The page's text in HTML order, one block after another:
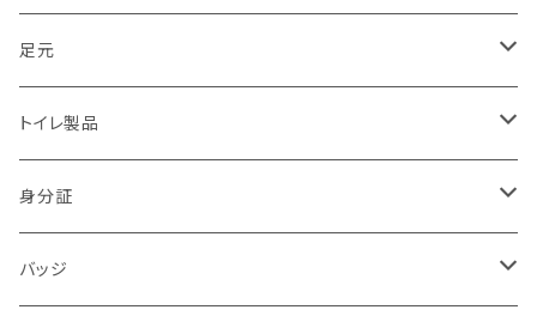
ドローン隊
防犯・警戒・警防活動隊
警察犬・検索犬・救助犬
消防
ひざ
パンツ
足元
ブーツ
中敷
トイレ製品
簡易式
使い捨て
身分証
バッジ
バッジ